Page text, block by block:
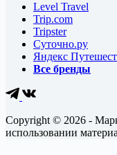
Level Travel
Trip.com
Tripster
Суточно.ру
Яндекс
Все бренды
Copyright © 2026 -
использовании